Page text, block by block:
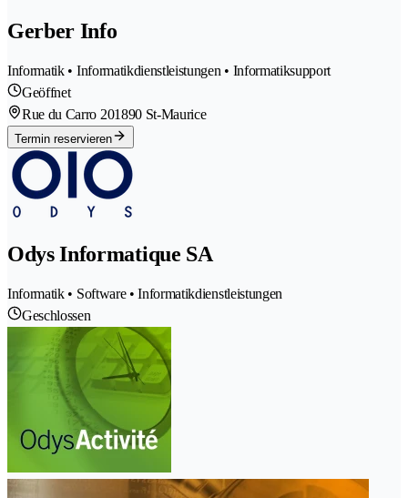
Gerber Info
Informatik • Informatikdienstleistungen • Informatiksupport
Geöffnet
Rue du Carro 201890 St-Maurice
Termin reservieren
Odys Informatique SA
Informatik • Software • Informatikdienstleistungen
Geschlossen